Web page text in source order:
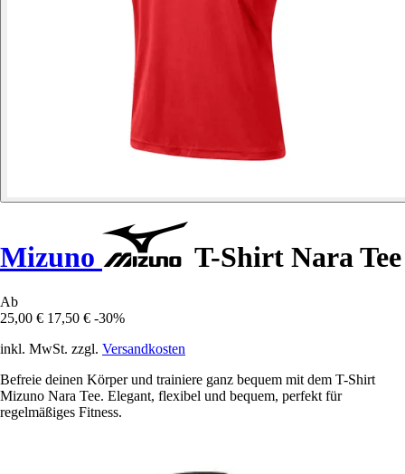
Mizuno T-Shirt Nara Tee
Ab
25,00 € 17,50 € -30%
inkl. MwSt. zzgl. Versandkosten
Befreie deinen Körper und trainiere ganz bequem mit dem T-Shirt
Mizuno Nara Tee. Elegant, flexibel und bequem, perfekt für
regelmäßiges Fitness.